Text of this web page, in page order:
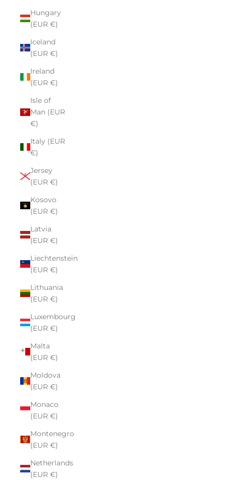
Hungary
(EUR €)
Iceland
(EUR €)
Ireland
(EUR €)
Isle of
Man (EUR
€)
Italy (EUR
€)
Jersey
(EUR €)
Kosovo
(EUR €)
Latvia
(EUR €)
Liechtenstein
(EUR €)
Lithuania
(EUR €)
Luxembourg
(EUR €)
Malta
(EUR €)
Moldova
(EUR €)
Monaco
(EUR €)
Montenegro
(EUR €)
Netherlands
(EUR €)